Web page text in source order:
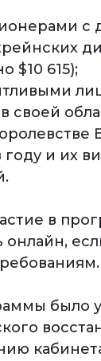
с
$10 615);
своей
и их
в
было